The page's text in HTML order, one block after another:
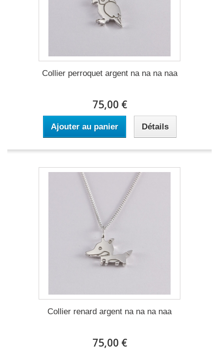
Collier perroquet argent na na na naa
75,00 €
Ajouter au panier Détails
Collier renard argent na na na naa
75,00 €